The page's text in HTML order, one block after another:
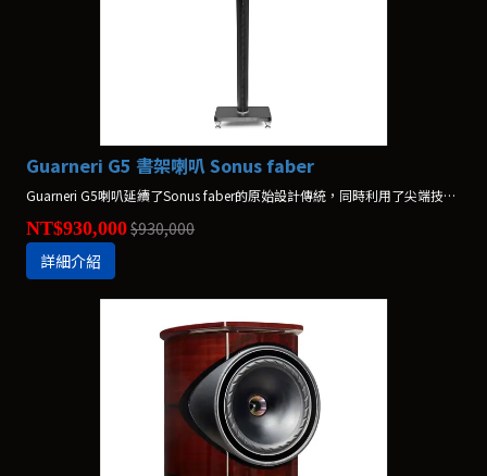
Guarneri G5 書架喇叭 Sonus faber
Guarneri G5喇叭延續了Sonus faber的原始設計傳統，同時利用了尖端技術的力量。Guarneri G5喇叭配備了新的中低音喇叭，可減少共振並提供細膩的聲學細節。新的分頻器技術降低了底噪，並消除了背景噪聲，提供具有現場表演時間感和層次的三維聲音。
NT$930,000$930,000
詳細介紹